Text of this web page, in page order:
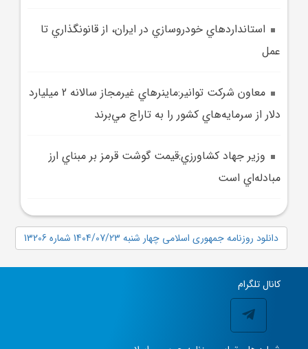
استانداردهاي خودروسازي در ايران، از قانونگذاري تا
عمل
معاون شرکت توانير:ماينر‌هاي غيرمجاز سالانه 2 ميليارد
دلار از سرمايه‌هاي کشور را به تاراج مي‌برند
وزير جهاد کشاورزي:قيمت گوشت قرمز بر مبناي ارز
مبادله‌اي است
دانلود روزنامه جمهوری اسلامی چهار شنبه 1404/07/23 شماره 13206
کانال تلگرام